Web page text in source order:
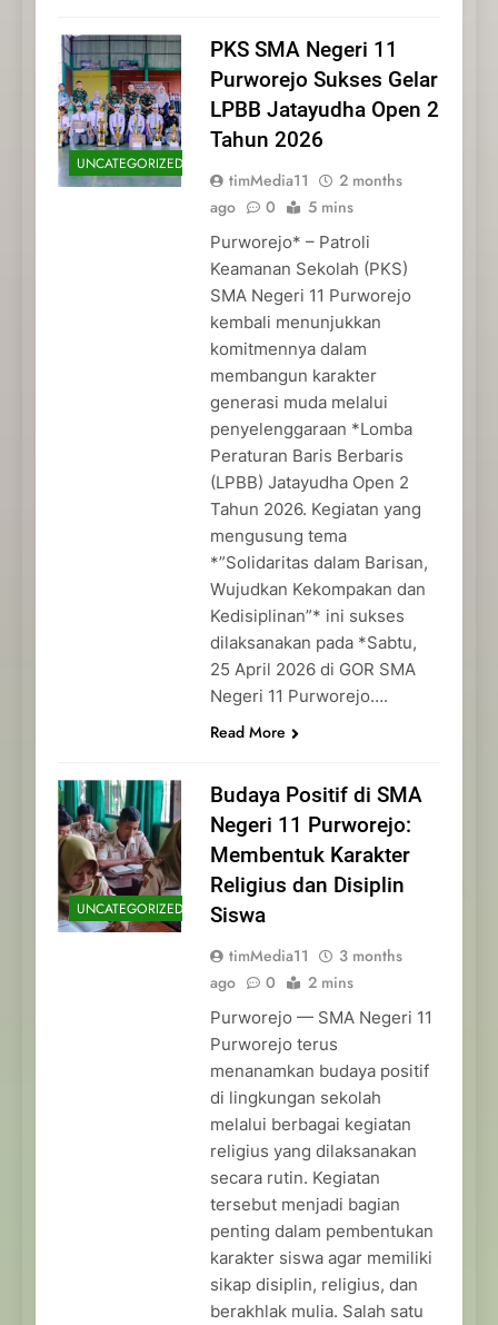
UNCATEGORIZED
PKS SMA Negeri 11
Purworejo Sukses Gelar
LPBB Jatayudha Open 2
Tahun 2026
timMedia11
2 months
ago
0 5 mins
Purworejo* – Patroli
Keamanan Sekolah (PKS)
SMA Negeri 11 Purworejo
kembali menunjukkan
komitmennya dalam
membangun karakter
generasi muda melalui
penyelenggaraan *Lomba
Peraturan Baris Berbaris
(LPBB) Jatayudha Open 2
Tahun 2026. Kegiatan yang
mengusung tema
*”Solidaritas dalam Barisan,
Wujudkan Kekompakan dan
Kedisiplinan”* ini sukses
dilaksanakan pada *Sabtu,
25 April 2026 di GOR SMA
Negeri 11 Purworejo….
Read More
UNCATEGORIZED
Budaya Positif di SMA
Negeri 11 Purworejo:
Membentuk Karakter
Religius dan Disiplin
Siswa
timMedia11
3 months
ago
0 2 mins
Purworejo — SMA Negeri 11
Purworejo terus
menanamkan budaya positif
di lingkungan sekolah
melalui berbagai kegiatan
religius yang dilaksanakan
secara rutin. Kegiatan
tersebut menjadi bagian
penting dalam pembentukan
karakter siswa agar memiliki
sikap disiplin, religius, dan
berakhlak mulia. Salah satu